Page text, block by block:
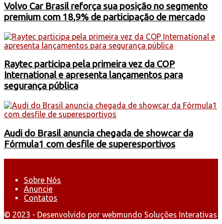
Volvo Car Brasil reforça sua posição no segmento
premium com 18,9% de participação de mercado
Raytec participa pela primeira vez da COP
International e apresenta lançamentos para
segurança pública
Audi do Brasil anuncia chegada de showcar da
Fórmula1 com desfile de superesportivos
Sobre Nós
Anuncie
Contatos
© 2023 - Desenvolvido por webmundo Soluções Interativas